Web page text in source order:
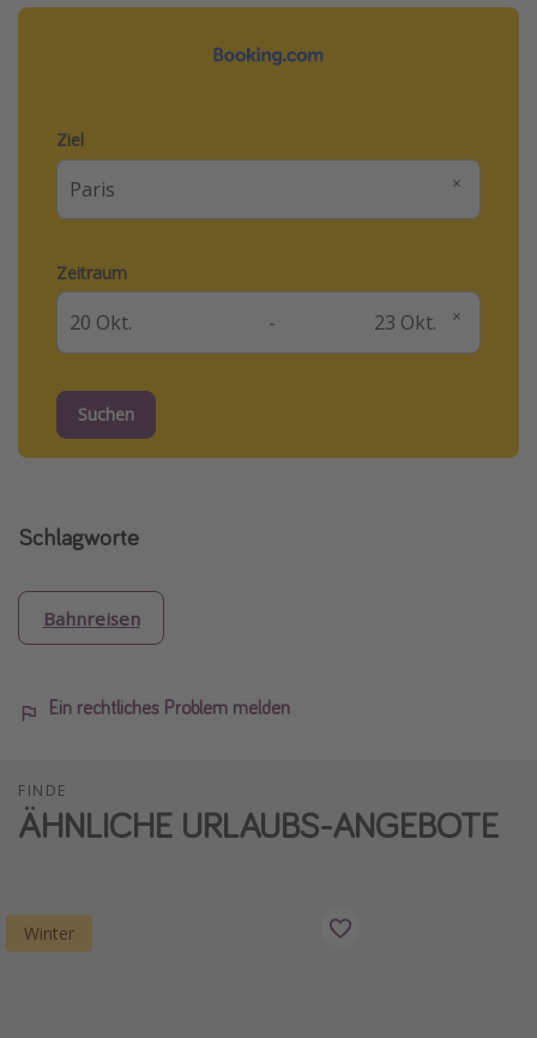
Ziel
Zeitraum
-
Suchen
Schlagworte
Bahnreisen
Ein rechtliches Problem melden
FINDE
ÄHNLICHE URLAUBS-ANGEBOTE
Winter